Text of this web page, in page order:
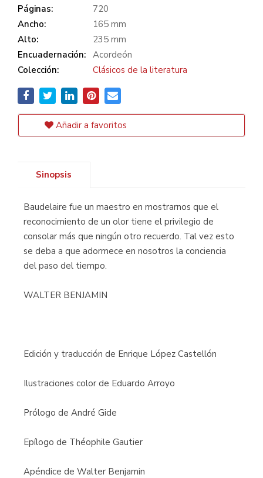
Páginas:
720
Ancho:
165 mm
Alto:
235 mm
Encuadernación: Acordeón
Colección:
Clásicos de la literatura
Añadir a favoritos
Sinopsis
Baudelaire fue un maestro en mostrarnos que el
reconocimiento de un olor tiene el privilegio de
consolar más que ningún otro recuerdo. Tal vez esto
se deba a que adormece en nosotros la conciencia
del paso del tiempo.
WALTER BENJAMIN
Edición y traducción de Enrique López Castellón
Ilustraciones color de Eduardo Arroyo
Prólogo de André Gide
Epílogo de Théophile Gautier
Apéndice de Walter Benjamin